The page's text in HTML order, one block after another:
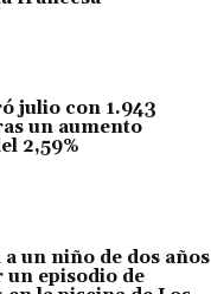
julio con 1.943
un aumento
2,59%
un niño de dos años
episodio de